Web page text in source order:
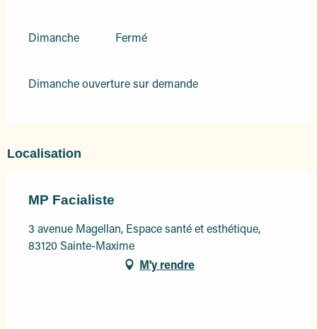
Dimanche Fermé
Dimanche ouverture sur demande
Localisation
MP Facialiste
3 avenue Magellan, Espace santé et esthétique,
83120 Sainte-Maxime
M'y rendre